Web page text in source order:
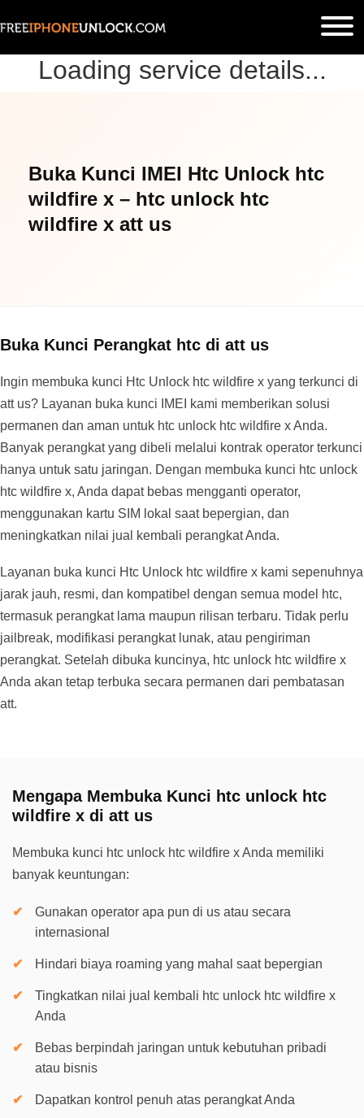
Loading service details...
Buka Kunci IMEI Htc Unlock htc
wildfire x – htc unlock htc
wildfire x att us
Buka Kunci Perangkat htc di att us
Ingin membuka kunci Htc Unlock htc wildfire x yang terkunci di
att us? Layanan buka kunci IMEI kami memberikan solusi
permanen dan aman untuk htc unlock htc wildfire x Anda.
Banyak perangkat yang dibeli melalui kontrak operator terkunci
hanya untuk satu jaringan. Dengan membuka kunci htc unlock
htc wildfire x, Anda dapat bebas mengganti operator,
menggunakan kartu SIM lokal saat bepergian, dan
meningkatkan nilai jual kembali perangkat Anda.
Layanan buka kunci Htc Unlock htc wildfire x kami sepenuhnya
jarak jauh, resmi, dan kompatibel dengan semua model htc,
termasuk perangkat lama maupun rilisan terbaru. Tidak perlu
jailbreak, modifikasi perangkat lunak, atau pengiriman
perangkat. Setelah dibuka kuncinya, htc unlock htc wildfire x
Anda akan tetap terbuka secara permanen dari pembatasan
att.
Mengapa Membuka Kunci htc unlock htc
wildfire x di att us
Membuka kunci htc unlock htc wildfire x Anda memiliki
banyak keuntungan:
Gunakan operator apa pun di us atau secara
internasional
Hindari biaya roaming yang mahal saat bepergian
Tingkatkan nilai jual kembali htc unlock htc wildfire x
Anda
Bebas berpindah jaringan untuk kebutuhan pribadi
atau bisnis
Dapatkan kontrol penuh atas perangkat Anda